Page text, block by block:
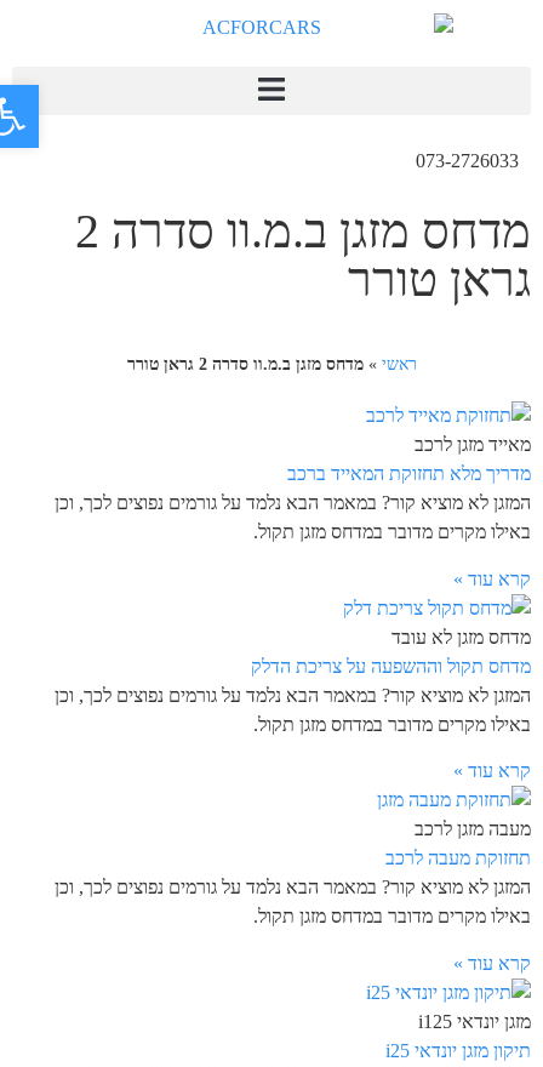
073-2726033
מדחס מזגן ב.מ.וו סדרה 2
גראן טורר
ראשי»מדחס מזגן ב.מ.וו סדרה 2 גראן טורר
מאייד מזגן לרכב
מדריך מלא תחזוקת המאייד ברכב
המזגן לא מוציא קור? במאמר הבא נלמד על גורמים נפוצים לכך, וכן
באילו מקרים מדובר במדחס מזגן תקול.
קרא עוד »
מדחס מזגן לא עובד
מדחס תקול וההשפעה על צריכת הדלק
המזגן לא מוציא קור? במאמר הבא נלמד על גורמים נפוצים לכך, וכן
באילו מקרים מדובר במדחס מזגן תקול.
קרא עוד »
מעבה מזגן לרכב
תחזוקת מעבה לרכב
המזגן לא מוציא קור? במאמר הבא נלמד על גורמים נפוצים לכך, וכן
באילו מקרים מדובר במדחס מזגן תקול.
קרא עוד »
מזגן יונדאי i125
תיקון מזגן יונדאי i25